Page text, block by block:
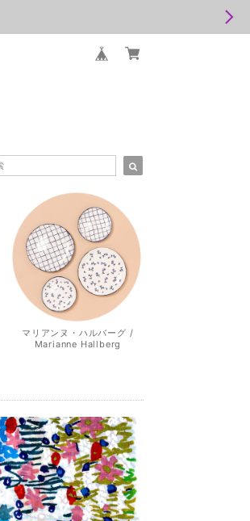
マリアンヌ・ハルバーグ /
Marianne Hallberg